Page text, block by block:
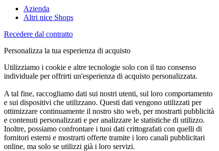
Azienda
Altri nice Shops
Recedere dal contratto
Personalizza la tua esperienza di acquisto
Utilizziamo i cookie e altre tecnologie solo con il tuo consenso
individuale per offrirti un'esperienza di acquisto personalizzata.
A tal fine, raccogliamo dati sui nostri utenti, sul loro comportamento
e sui dispositivi che utilizzano. Questi dati vengono utilizzati per
ottimizzare continuamente il nostro sito web, per mostrarti pubblicità
e contenuti personalizzati e per analizzare le statistiche di utilizzo.
Inoltre, possiamo confrontare i tuoi dati crittografati con quelli di
fornitori esterni e mostrarti offerte tramite i loro canali pubblicitari
online, ma solo se utilizzi già i loro servizi.